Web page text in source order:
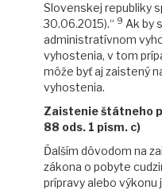
Slovenskej republiky
30.06.2015).“ 9 Ak by
administratívnom
vyhostenia, v tom
môže byť aj zaistený
vyhostenia.
Zaistenie štátneho
88 ods. 1 písm. c)
Ďalším dôvodom na
zákona o pobyte
prípravy alebo